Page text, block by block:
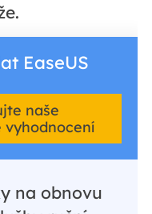
EaseUS
naše
vyhodnocení
na obnovu